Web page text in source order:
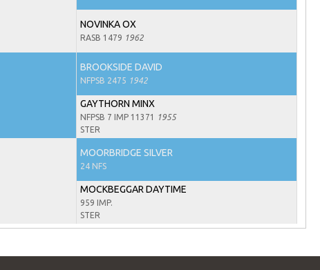
NOVINKA OX
RASB 1479 1962
BROOKSIDE DAVID
NFPSB 2475 1942
GAYTHORN MINX
NFPSB 7 IMP 11371
1955
STER
MOORBRIDGE SILVER
24 NFS
MOCKBEGGAR DAYTIME
959 IMP.
STER